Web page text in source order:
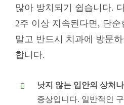
많아 방치되기 쉽습니다.
2주 이상 지속된다면, 단순
말고 반드시 치과에 방문
합니다.
낫지 않는 입안의 상처
증상입니다. 일반적인